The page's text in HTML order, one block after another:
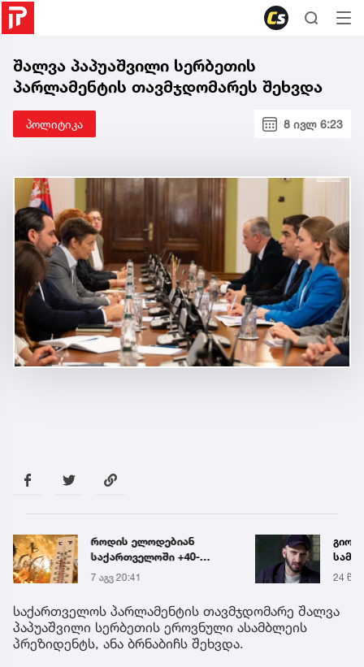
შალვა პაპუაშვილი სერბეთის
პარლამენტის თავმჯდომარეს შეხვდა
პოლიტიკა 8 ივლ 6:23
როდის ელოდებიან
საქართველოში +40-
გრადუსიან სიცხეს
7 აგვ 20:41 24
საქართველოს პარლამენტის თავმჯდომარე შალვა
პაპუაშვილი სერბეთის ეროვნული ასამბლეის
პრეზიდენტს, ანა ბრნაბიჩს შეხვდა.